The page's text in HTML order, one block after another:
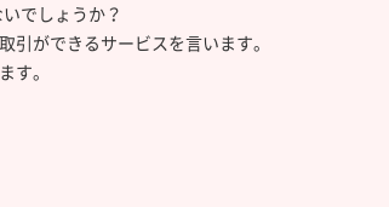
でしょうか？
ができるサービスを言います。
す。